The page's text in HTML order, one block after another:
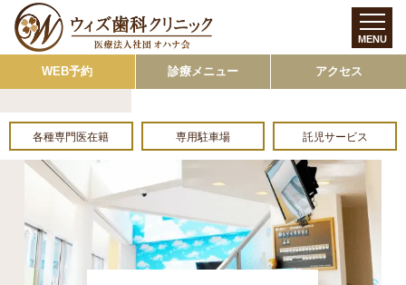
WEB予約 診療メニュー アクセス
各種専門医在籍 専用駐車場 託児サービス
MENU